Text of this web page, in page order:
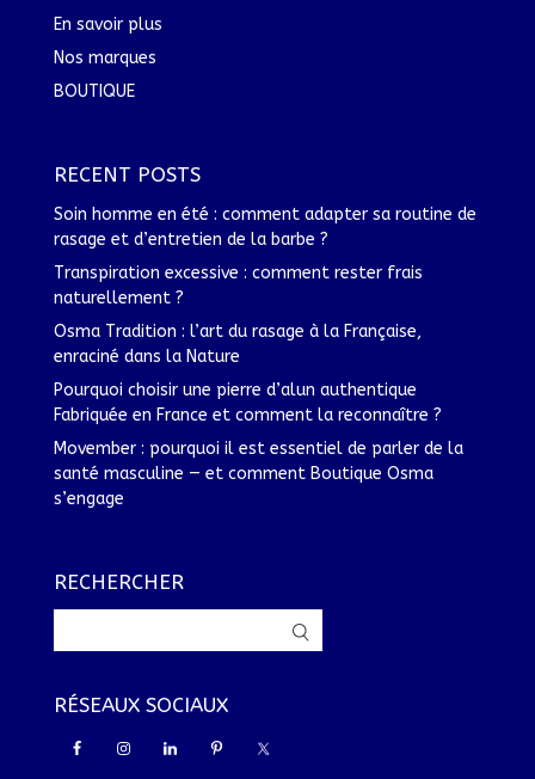
En savoir plus
Nos marques
BOUTIQUE
RECENT POSTS
Soin homme en été : comment adapter sa routine de
rasage et d’entretien de la barbe ?
Transpiration excessive : comment rester frais
naturellement ?
Osma Tradition : l’art du rasage à la Française,
enraciné dans la Nature
Pourquoi choisir une pierre d’alun authentique
Fabriquée en France et comment la reconnaître ?
Movember : pourquoi il est essentiel de parler de la
santé masculine — et comment Boutique Osma
s’engage
RECHERCHER
RÉSEAUX SOCIAUX